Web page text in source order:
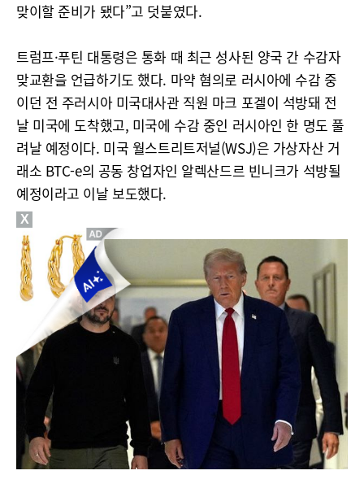
맞이할 준비가 됐다”고 덧붙였다.
트럼프·푸틴 대통령은 통화 때 최근 성사된 양국 간 수감자
맞교환을 언급하기도 했다. 마약 혐의로 러시아에 수감 중
이던 전 주러시아 미국대사관 직원 마크 포겔이 석방돼 전
날 미국에 도착했고, 미국에 수감 중인 러시아인 한 명도 풀
려날 예정이다. 미국 월스트리트저널(WSJ)은 가상자산 거
래소 BTC-e의 공동 창업자인 알렉산드르 빈니크가 석방될
예정이라고 이날 보도했다.
X